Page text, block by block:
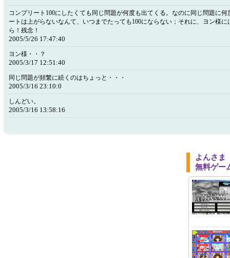
コンプリート100にしたくても同じ問題が何度も出てくる。なのに同じ問題に
ートは上がらないなんて、いつまでたっても100にならない；それに、ヨン様
ら！残念！
2005/5/26 17:47:40
ヨン様・・？
2005/3/17 12:51:40
同じ問題が頻繁に続くのはちょっと・・・
2005/3/16 23:10:0
しんどい。
2005/3/16 13:58:16
よんさま
無料ゲー